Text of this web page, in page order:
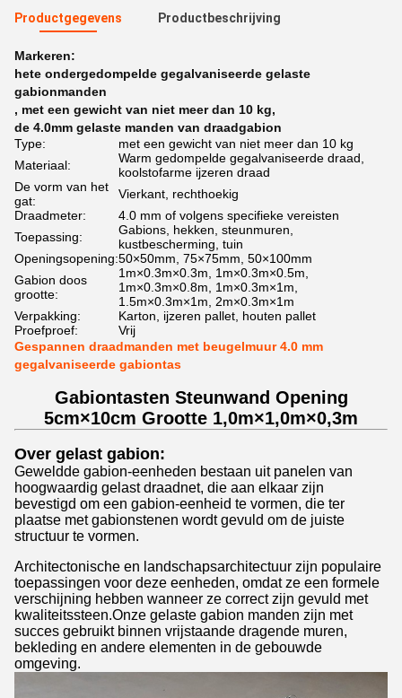
Productgegevens Productbeschrijving
Markeren:
hete ondergedompelde gegalvaniseerde gelaste
gabionmanden
, met een gewicht van niet meer dan 10 kg,
de 4.0mm gelaste manden van draadgabion
Type:
met een gewicht van niet meer dan 10 kg
Materiaal:
Warm gedompelde gegalvaniseerde draad,
koolstofarme ijzeren draad
De vorm van het
gat:
Vierkant, rechthoekig
Draadmeter:
4.0 mm of volgens specifieke vereisten
Toepassing:
Gabions, hekken, steunmuren,
kustbescherming, tuin
Openingsopening:50×50mm, 75×75mm, 50×100mm
Gabion doos
grootte:
1m×0.3m×0.3m, 1m×0.3m×0.5m,
1m×0.3m×0.8m, 1m×0.3m×1m,
1.5m×0.3m×1m, 2m×0.3m×1m
Verpakking:
Karton, ijzeren pallet, houten pallet
Proefproef:
Vrij
Gespannen draadmanden met beugelmuur 4.0 mm
gegalvaniseerde gabiontas
Gabiontasten Steunwand Opening
5cm×10cm Grootte 1,0m×1,0m×0,3m
Over gelast gabion:
Geweldde gabion-eenheden bestaan uit panelen van
hoogwaardig gelast draadnet, die aan elkaar zijn
bevestigd om een gabion-eenheid te vormen, die ter
plaatse met gabionstenen wordt gevuld om de juiste
structuur te vormen.
Architectonische en landschapsarchitectuur zijn populaire
toepassingen voor deze eenheden, omdat ze een formele
verschijning hebben wanneer ze correct zijn gevuld met
kwaliteitssteen.Onze gelaste gabion manden zijn met
succes gebruikt binnen vrijstaande dragende muren,
bekleding en andere elementen in de gebouwde
omgeving.